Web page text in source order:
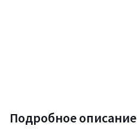
Подробное описание